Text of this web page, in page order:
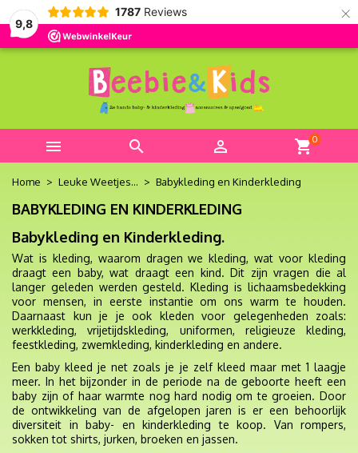
9,8
1787 Reviews ×
   shopping_cart0
Home Leuke Weetjes... Babykleding en Kinderkleding
BABYKLEDING EN KINDERKLEDING
Babykleding en Kinderkleding.
Wat is kleding, waarom dragen we kleding, wat voor kleding
draagt een baby, wat draagt een kind. Dit zijn vragen die al
langer geleden werden gesteld. Kleding is lichaamsbedekking
voor mensen, in eerste instantie om ons warm te houden.
Daarnaast kun je je ook kleden voor gelegenheden zoals:
werkkleding, vrijetijdskleding, uniformen, religieuze kleding,
feestkleding, zwemkleding, kinderkleding en andere.
Een baby kleed je net zoals je je zelf kleed maar met 1 laagje
meer. In het bijzonder in de periode na de geboorte heeft een
baby zijn of haar warmte nog hard nodig om te groeien. Door
de ontwikkeling van de afgelopen jaren is er een behoorlijk
diversiteit in baby- en kinderkleding te koop. Van rompers,
sokken tot shirts, jurken, broeken en jassen.